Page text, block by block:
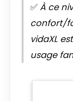
✅ À ce
confort/
vidaXL
usage